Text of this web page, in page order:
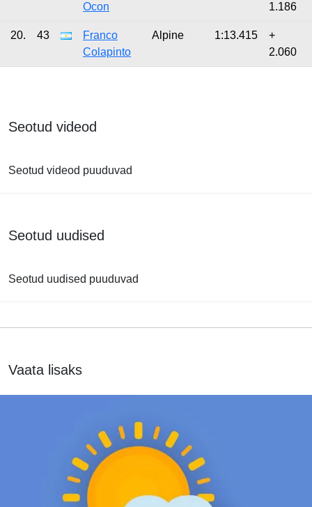
Ocon
1.186
20. 43
Franco
Colapinto
Alpine 1:13.415
+
2.060
Seotud videod
Seotud videod puuduvad
Seotud uudised
Seotud uudised puuduvad
Vaata lisaks